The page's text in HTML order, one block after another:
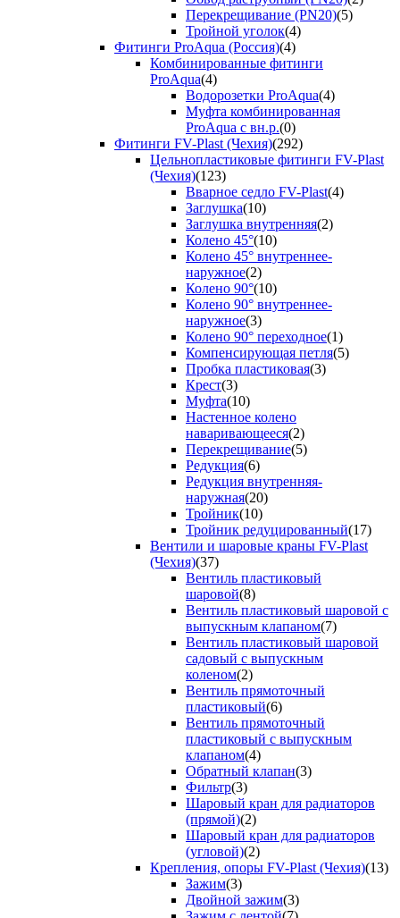
Перекрещивание (PN20)(5)
Тройной уголок(4)
Фитинги ProAqua (Россия)(4)
Комбинированные фитинги
ProAqua(4)
Водорозетки ProAqua(4)
Муфта комбинированная
ProAqua с вн.р.(0)
Фитинги FV-Plast (Чехия)(292)
Цельнопластиковые фитинги FV-Plast
(Чехия)(123)
Вварное седло FV-Plast(4)
Заглушка(10)
Заглушка внутренняя(2)
Колено 45°(10)
Колено 45° внутреннее-
наружное(2)
Колено 90°(10)
Колено 90° внутреннее-
наружное(3)
Колено 90° переходное(1)
Компенсирующая петля(5)
Пробка пластиковая(3)
Крест(3)
Муфта(10)
Настенное колено
наваривающееся(2)
Перекрещивание(5)
Редукция(6)
Редукция внутренняя-
наружная(20)
Тройник(10)
Тройник редуцированный(17)
Вентили и шаровые краны FV-Plast
(Чехия)(37)
Вентиль пластиковый
шаровой(8)
Вентиль пластиковый шаровой с
выпускным клапаном(7)
Вентиль пластиковый шаровой
садовый с выпускным
коленом(2)
Вентиль прямоточный
пластиковый(6)
Вентиль прямоточный
пластиковый с выпускным
клапаном(4)
Обратный клапан(3)
Фильтр(3)
Шаровый кран для радиаторов
(прямой)(2)
Шаровый кран для радиаторов
(угловой)(2)
Крепления, опоры FV-Plast (Чехия)(13)
Зажим(3)
Двойной зажим(3)